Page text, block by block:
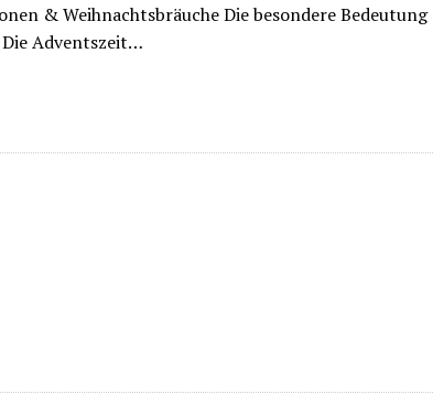
& Weihnachtsbräuche Die besondere Bedeutung
Adventszeit…